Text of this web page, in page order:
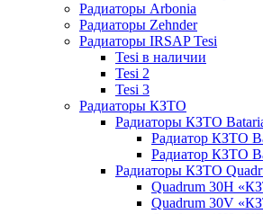
Радиаторы Arbonia
Радиаторы Zehnder
Радиаторы IRSAP Tesi
Tesi в наличии
Tesi 2
Tesi 3
Радиаторы КЗТО
Радиаторы КЗТО
Радиатор КЗТО
Радиатор КЗТО
Радиаторы КЗТО
Quadrum 30H
Quadrum 30V